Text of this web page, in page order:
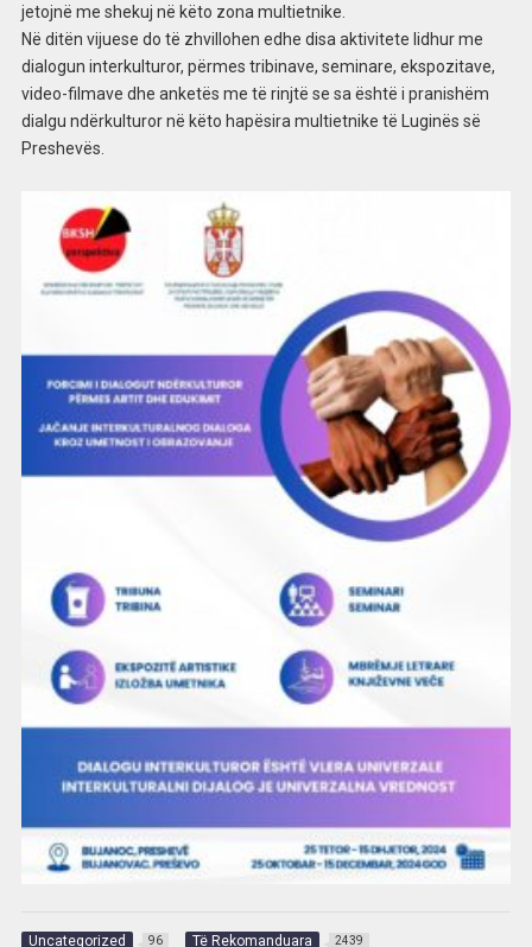
jetojnë me shekuj në këto zona multietnike.
Në ditën vijuese do të zhvillohen edhe disa aktivitete lidhur me
dialogun interkulturor, përmes tribinave, seminare, ekspozitave,
video-filmave dhe anketës me të rinjtë se sa është i pranishëm
dialgu ndërkulturor në këto hapësira multietnike të Luginës së
Preshevës.
Uncategorized 96 Të Rekomanduara 2439